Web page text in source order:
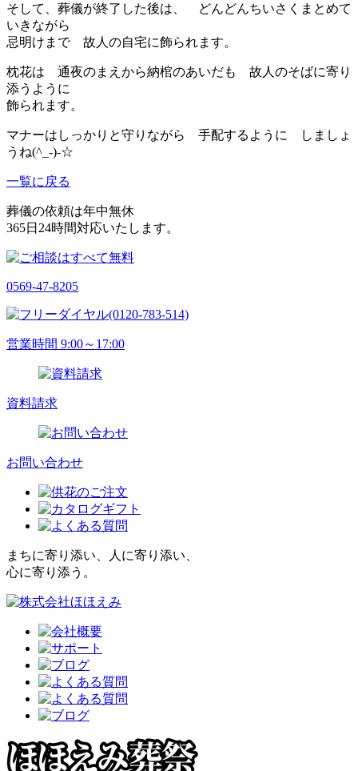
そして、葬儀が終了した後は、 どんどんちいさくまとめて
いきながら
忌明けまで 故人の自宅に飾られます。
枕花は 通夜のまえから納棺のあいだも 故人のそばに寄り
添うように
飾られます。
マナーはしっかりと守りながら 手配するように しましょ
うね(^_-)-☆
一覧に戻る
葬儀の依頼は年中無休
365日24時間対応いたします。
0569-47-8205
(0120-783-514)
営業時間 9:00～17:00
資料請求
お問い合わせ
まちに寄り添い、人に寄り添い、
心に寄り添う。